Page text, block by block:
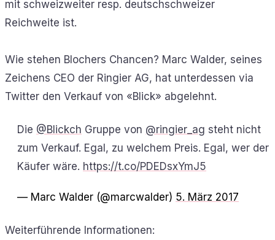
mit schweizweiter resp. deutschschweizer
Reichweite ist.
Wie stehen Blochers Chancen? Marc Walder, seines
Zeichens CEO der Ringier AG, hat unterdessen via
Twitter den Verkauf von «Blick» abgelehnt.
Die @Blickch Gruppe von @ringier_ag steht nicht
zum Verkauf. Egal, zu welchem Preis. Egal, wer der
Käufer wäre. https://t.co/PDEDsxYmJ5
— Marc Walder (@marcwalder) 5. März 2017
Weiterführende Informationen: